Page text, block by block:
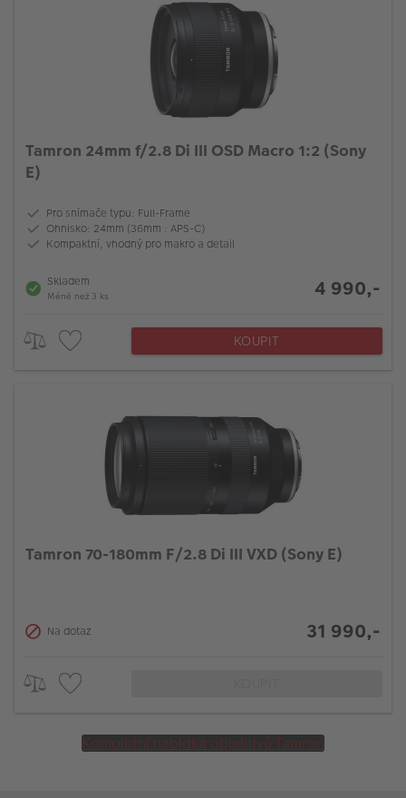
Tamron 24mm f/2.8 Di III OSD Macro 1:2 (Sony
E)
Pro snímače typu: Full-Frame
Ohnisko: 24mm (36mm : APS-C)
Kompaktní, vhodný pro makro a detail
Skladem
Méně než 3 ks 4 990,-
KOUPIT
Tamron 70-180mm F/2.8 Di III VXD (Sony E)
Na dotaz 31 990,-
Kompletní nabídka objektivů Tamron